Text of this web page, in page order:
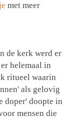
met meer
de kerk werd er
helemaal in
ritueel waarin
als gelovig
doper' doopte in
mensen die